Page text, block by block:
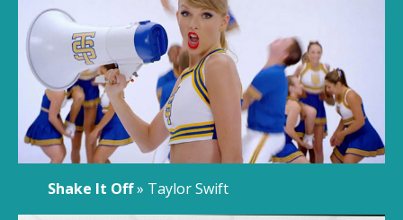
Shake It Off» Taylor Swift